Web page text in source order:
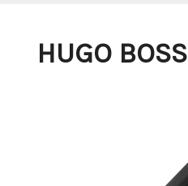
HUGO BOSS